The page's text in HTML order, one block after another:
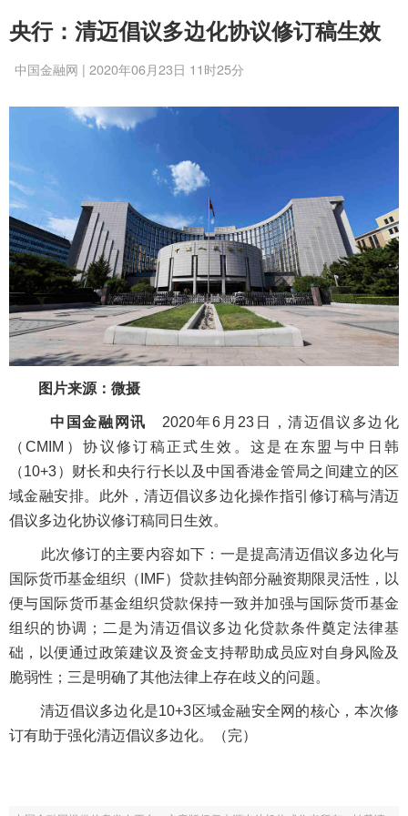
央行：清迈倡议多边化协议修订稿生效
中国金融网 | 2020年06月23日 11时25分
图片来源：微摄
中国金融网讯
2020年6月23日，清迈倡议多边化
（CMIM）协议修订稿正式生效。这是在东盟与中日韩
（10+3）财长和央行行长以及中国香港金管局之间建立的区
域金融安排。此外，清迈倡议多边化操作指引修订稿与清迈
倡议多边化协议修订稿同日生效。
此次修订的主要内容如下：一是提高清迈倡议多边化与
国际货币基金组织（IMF）贷款挂钩部分融资期限灵活性，以
便与国际货币基金组织贷款保持一致并加强与国际货币基金
组织的协调；二是为清迈倡议多边化贷款条件奠定法律基
础，以便通过政策建议及资金支持帮助成员应对自身风险及
脆弱性；三是明确了其他法律上存在歧义的问题。
清迈倡议多边化是10+3区域金融安全网的核心，本次修
订有助于强化清迈倡议多边化。（完）